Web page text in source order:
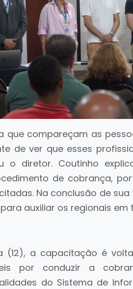
que compareçam as
de ver que esses
o diretor. Coutinho
de cobrança,
Na conclusão de
auxiliar os regionais
(12), a capacitação é
por conduzir a
do Sistema de